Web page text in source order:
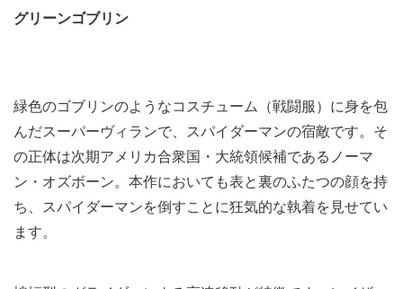
グリーンゴブリン
緑色のゴブリンのようなコスチューム（戦闘服）に身を包
んだスーパーヴィランで、スパイダーマンの宿敵です。そ
の正体は次期アメリカ合衆国・大統領候補であるノーマ
ン・オズボーン。本作においても表と裏のふたつの顔を持
ち、スパイダーマンを倒すことに狂気的な執着を見せてい
ます。